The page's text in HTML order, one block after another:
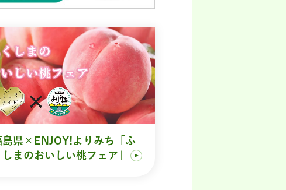
島県×ENJOY!よりみち「ふ
しまのおいしい桃フェア」